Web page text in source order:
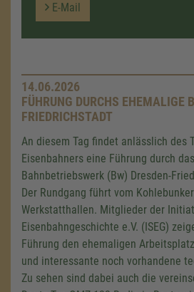
E-Mail
14.06.2026
FÜHRUNG DURCHS EHEMALIGE
FRIEDRICHSTADT
An diesem Tag findet anlässlich des
Eisenbahners eine Führung durch
Bahnbetriebswerk (Bw) Dresden-
Der Rundgang führt vom
Werkstatthallen. Mitglieder der
Eisenbahngeschichte e.V. (ISEG)
Führung den ehemaligen
und interessante noch vorhandene
Zu sehen sind dabei auch die